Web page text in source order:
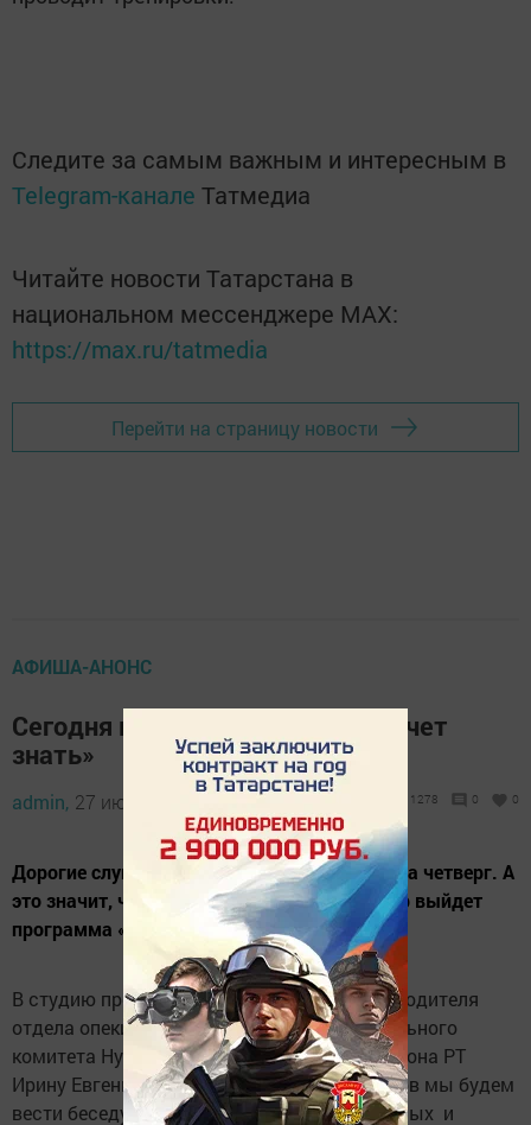
Следите за самым важным и интересным в
Telegram-канале Татмедиа
Читайте новости Татарстана в
национальном мессенджере MАХ:
https://max.ru/tatmedia
Перейти на страницу новости
АФИША-АНОНС
Сегодня в программе «Народ хочет
знать»
admin, 27 июня 2019 - 09:29 1278 0 0
Дорогие слушатели! Напоминаем, что завтра четверг. А
это значит, что на Авторадио Нурлат в эфир выйдет
программа «Народ хочет знать».
В студию программы мы пригласили руководителя
отдела опеки и попечительства Исполнительного
комитета Нурлатского муниципального района РТ
Ирину Евгеньевну Савинову. С 13 до 14 часов мы будем
вести беседу о мерах поддержки многодетных и